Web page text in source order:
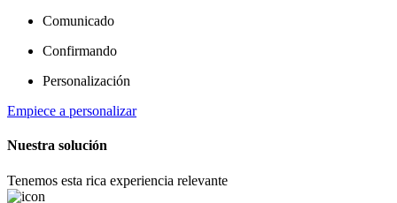
Comunicado
Confirmando
Personalización
Empiece a personalizar
Nuestra solución
Tenemos esta rica experiencia relevante